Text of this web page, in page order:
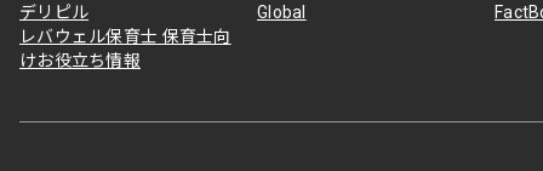
デリピル
Global
レバウェル保育士 保育士向
けお役立ち情報